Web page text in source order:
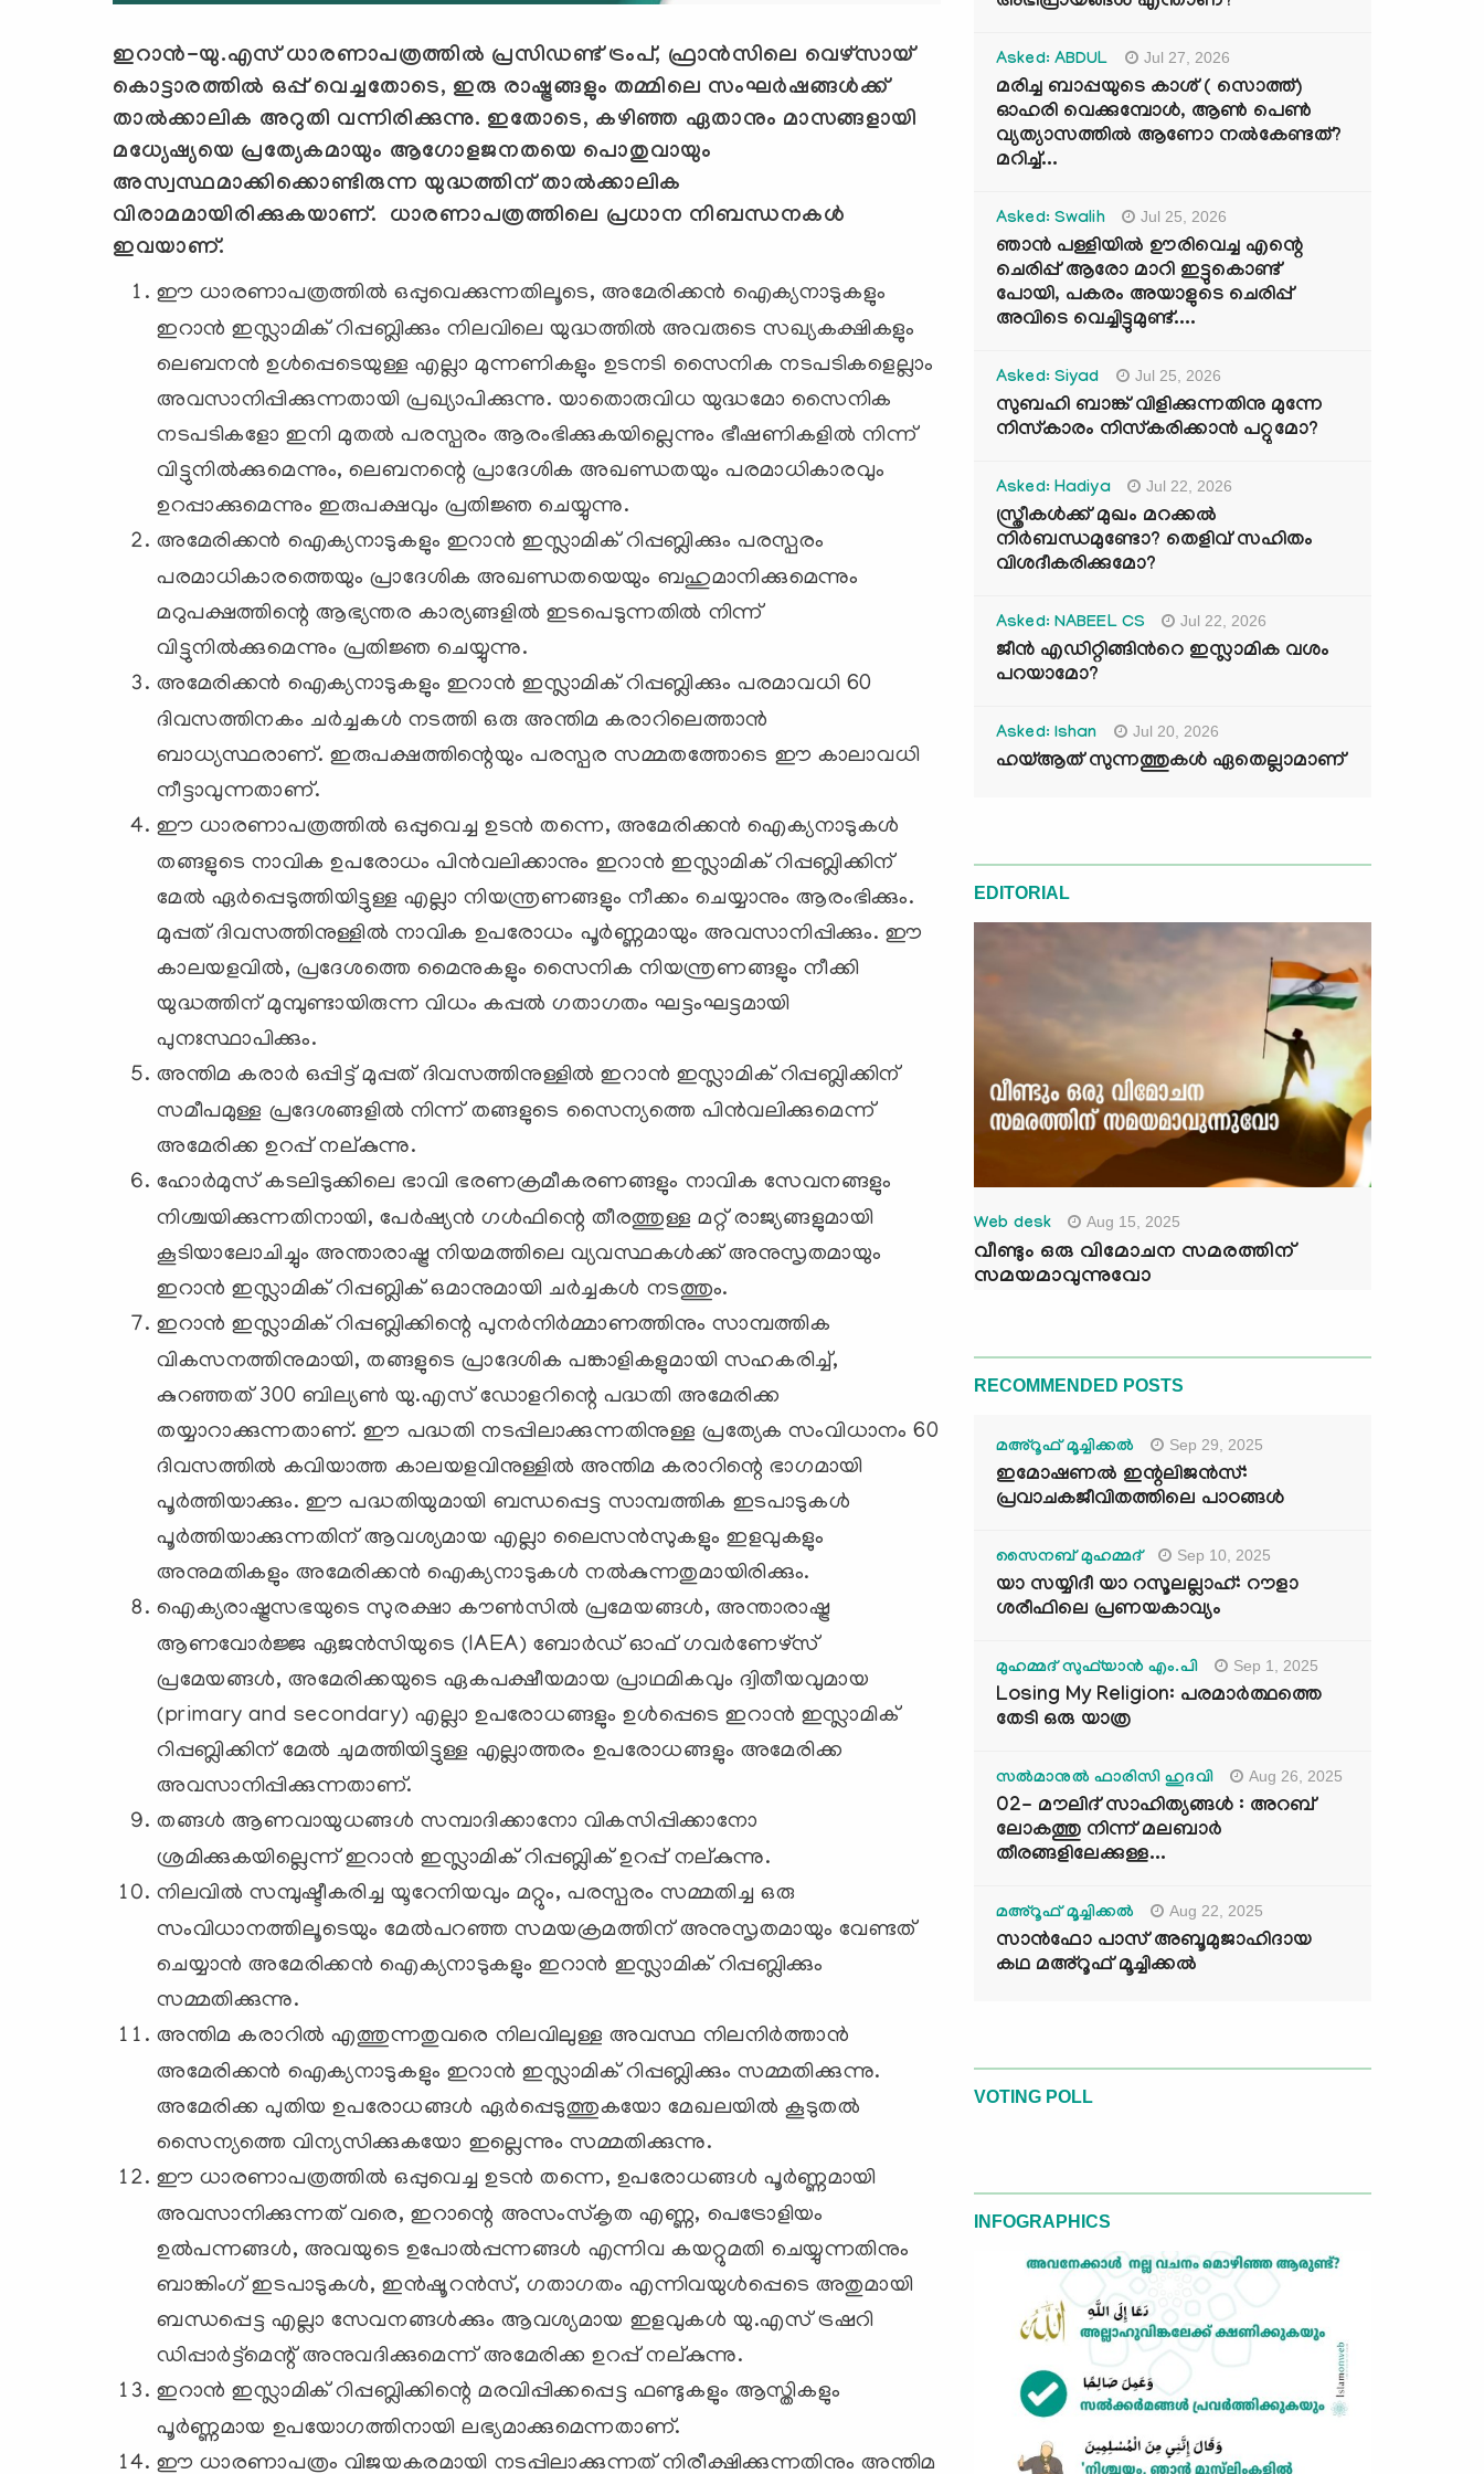
ഇറാന്‍-യു.എസ് ധാരണാപത്രത്തില്‍ പ്രസിഡണ്ട് ട്രംപ്, ഫ്രാന്‍സിലെ വെഴ്സായ്
കൊട്ടാരത്തില്‍ ഒപ്പ് വെച്ചതോടെ, ഇരു രാഷ്ട്രങ്ങളും തമ്മിലെ സംഘര്‍ഷങ്ങള്‍ക്ക്
താല്‍ക്കാലിക അറുതി വന്നിരിക്കുന്നു. ഇതോടെ, കഴിഞ്ഞ ഏതാനും മാസങ്ങളായി
മധ്യേഷ്യയെ പ്രത്യേകമായും ആഗോളജനതയെ പൊതുവായും
അസ്വസ്ഥമാക്കിക്കൊണ്ടിരുന്ന യുദ്ധത്തിന് താല്‍ക്കാലിക
വിരാമമായിരിക്കുകയാണ്. ധാരണാപത്രത്തിലെ പ്രധാന നിബന്ധനകള്‍
ഇവയാണ്.
ഈ ധാരണാപത്രത്തിൽ ഒപ്പുവെക്കുന്നതിലൂടെ, അമേരിക്കൻ ഐക്യനാടുകളും
ഇറാൻ ഇസ്ലാമിക് റിപ്പബ്ലിക്കും നിലവിലെ യുദ്ധത്തിൽ അവരുടെ സഖ്യകക്ഷികളും
ലെബനൻ ഉൾപ്പെടെയുള്ള എല്ലാ മുന്നണികളും ഉടനടി സൈനിക നടപടികളെല്ലാം
അവസാനിപ്പിക്കുന്നതായി പ്രഖ്യാപിക്കുന്നു. യാതൊരുവിധ യുദ്ധമോ സൈനിക
നടപടികളോ ഇനി മുതൽ പരസ്പരം ആരംഭിക്കുകയില്ലെന്നും ഭീഷണികളിൽ നിന്ന്
വിട്ടുനിൽക്കുമെന്നും, ലെബനന്റെ പ്രാദേശിക അഖണ്ഡതയും പരമാധികാരവും
ഉറപ്പാക്കുമെന്നും ഇരുപക്ഷവും പ്രതിജ്ഞ ചെയ്യുന്നു.
അമേരിക്കൻ ഐക്യനാടുകളും ഇറാൻ ഇസ്ലാമിക് റിപ്പബ്ലിക്കും പരസ്പരം
പരമാധികാരത്തെയും പ്രാദേശിക അഖണ്ഡതയെയും ബഹുമാനിക്കുമെന്നും
മറുപക്ഷത്തിന്റെ ആഭ്യന്തര കാര്യങ്ങളിൽ ഇടപെടുന്നതിൽ നിന്ന്
വിട്ടുനിൽക്കുമെന്നും പ്രതിജ്ഞ ചെയ്യുന്നു.
അമേരിക്കൻ ഐക്യനാടുകളും ഇറാൻ ഇസ്ലാമിക് റിപ്പബ്ലിക്കും പരമാവധി 60
ദിവസത്തിനകം ചർച്ചകൾ നടത്തി ഒരു അന്തിമ കരാറിലെത്താൻ
ബാധ്യസ്ഥരാണ്. ഇരുപക്ഷത്തിന്റെയും പരസ്പര സമ്മതത്തോടെ ഈ കാലാവധി
നീട്ടാവുന്നതാണ്.
ഈ ധാരണാപത്രത്തിൽ ഒപ്പുവെച്ച ഉടൻ തന്നെ, അമേരിക്കൻ ഐക്യനാടുകൾ
തങ്ങളുടെ നാവിക ഉപരോധം പിൻവലിക്കാനും ഇറാൻ ഇസ്ലാമിക് റിപ്പബ്ലിക്കിന്
മേൽ ഏർപ്പെടുത്തിയിട്ടുള്ള എല്ലാ നിയന്ത്രണങ്ങളും നീക്കം ചെയ്യാനും ആരംഭിക്കും.
മുപ്പത് ദിവസത്തിനുള്ളിൽ നാവിക ഉപരോധം പൂർണ്ണമായും അവസാനിപ്പിക്കും. ഈ
കാലയളവിൽ, പ്രദേശത്തെ മൈനുകളും സൈനിക നിയന്ത്രണങ്ങളും നീക്കി
യുദ്ധത്തിന് മുമ്പുണ്ടായിരുന്ന വിധം കപ്പൽ ഗതാഗതം ഘട്ടംഘട്ടമായി
പുനഃസ്ഥാപിക്കും.
അന്തിമ കരാർ ഒപ്പിട്ട് മുപ്പത് ദിവസത്തിനുള്ളിൽ ഇറാൻ ഇസ്ലാമിക് റിപ്പബ്ലിക്കിന്
സമീപമുള്ള പ്രദേശങ്ങളിൽ നിന്ന് തങ്ങളുടെ സൈന്യത്തെ പിൻവലിക്കുമെന്ന്
അമേരിക്ക ഉറപ്പ് നല്കുന്നു.
ഹോർമുസ് കടലിടുക്കിലെ ഭാവി ഭരണക്രമീകരണങ്ങളും നാവിക സേവനങ്ങളും
നിശ്ചയിക്കുന്നതിനായി, പേർഷ്യൻ ഗൾഫിന്റെ തീരത്തുള്ള മറ്റ് രാജ്യങ്ങളുമായി
കൂടിയാലോചിച്ചും അന്താരാഷ്ട്ര നിയമത്തിലെ വ്യവസ്ഥകൾക്ക് അനുസൃതമായും
ഇറാൻ ഇസ്ലാമിക് റിപ്പബ്ലിക് ഒമാനുമായി ചർച്ചകൾ നടത്തും.
ഇറാൻ ഇസ്ലാമിക് റിപ്പബ്ലിക്കിന്റെ പുനർനിർമ്മാണത്തിനും സാമ്പത്തിക
വികസനത്തിനുമായി, തങ്ങളുടെ പ്രാദേശിക പങ്കാളികളുമായി സഹകരിച്ച്,
കുറഞ്ഞത് 300 ബില്യൺ യു.എസ് ഡോളറിന്റെ പദ്ധതി അമേരിക്ക
തയ്യാറാക്കുന്നതാണ്. ഈ പദ്ധതി നടപ്പിലാക്കുന്നതിനുള്ള പ്രത്യേക സംവിധാനം 60
ദിവസത്തിൽ കവിയാത്ത കാലയളവിനുള്ളിൽ അന്തിമ കരാറിന്റെ ഭാഗമായി
പൂർത്തിയാക്കും. ഈ പദ്ധതിയുമായി ബന്ധപ്പെട്ട സാമ്പത്തിക ഇടപാടുകൾ
പൂർത്തിയാക്കുന്നതിന് ആവശ്യമായ എല്ലാ ലൈസൻസുകളും ഇളവുകളും
അനുമതികളും അമേരിക്കൻ ഐക്യനാടുകൾ നൽകുന്നതുമായിരിക്കും.
ഐക്യരാഷ്ട്രസഭയുടെ സുരക്ഷാ കൗൺസിൽ പ്രമേയങ്ങൾ, അന്താരാഷ്ട്ര
ആണവോർജ്ജ ഏജൻസിയുടെ (IAEA) ബോർഡ് ഓഫ് ഗവർണേഴ്സ്
പ്രമേയങ്ങൾ, അമേരിക്കയുടെ ഏകപക്ഷീയമായ പ്രാഥമികവും ദ്വിതീയവുമായ
(primary and secondary) എല്ലാ ഉപരോധങ്ങളും ഉൾപ്പെടെ ഇറാൻ ഇസ്ലാമിക്
റിപ്പബ്ലിക്കിന് മേൽ ചുമത്തിയിട്ടുള്ള എല്ലാത്തരം ഉപരോധങ്ങളും അമേരിക്ക
അവസാനിപ്പിക്കുന്നതാണ്.
തങ്ങൾ ആണവായുധങ്ങൾ സമ്പാദിക്കാനോ വികസിപ്പിക്കാനോ
ശ്രമിക്കുകയില്ലെന്ന് ഇറാൻ ഇസ്ലാമിക് റിപ്പബ്ലിക് ഉറപ്പ് നല്കുന്നു.
നിലവില്‍ സമ്പുഷ്ടീകരിച്ച യൂറേനിയവും മറ്റും, പരസ്പരം സമ്മതിച്ച ഒരു
സംവിധാനത്തിലൂടെയും മേല്‍പറഞ്ഞ സമയക്രമത്തിന് അനുസൃതമായും വേണ്ടത്
ചെയ്യാന്‍ അമേരിക്കൻ ഐക്യനാടുകളും ഇറാൻ ഇസ്ലാമിക് റിപ്പബ്ലിക്കും
സമ്മതിക്കുന്നു.
അന്തിമ കരാറിൽ എത്തുന്നതുവരെ നിലവിലുള്ള അവസ്ഥ നിലനിർത്താൻ
അമേരിക്കൻ ഐക്യനാടുകളും ഇറാൻ ഇസ്ലാമിക് റിപ്പബ്ലിക്കും സമ്മതിക്കുന്നു.
അമേരിക്ക പുതിയ ഉപരോധങ്ങൾ ഏർപ്പെടുത്തുകയോ മേഖലയിൽ കൂടുതൽ
സൈന്യത്തെ വിന്യസിക്കുകയോ ഇല്ലെന്നും സമ്മതിക്കുന്നു.
ഈ ധാരണാപത്രത്തിൽ ഒപ്പുവെച്ച ഉടൻ തന്നെ, ഉപരോധങ്ങൾ പൂർണ്ണമായി
അവസാനിക്കുന്നത് വരെ, ഇറാന്റെ അസംസ്‌കൃത എണ്ണ, പെട്രോളിയം
ഉൽപന്നങ്ങൾ, അവയുടെ ഉപോൽപ്പന്നങ്ങൾ എന്നിവ കയറ്റുമതി ചെയ്യുന്നതിനും
ബാങ്കിംഗ് ഇടപാടുകൾ, ഇൻഷൂറൻസ്, ഗതാഗതം എന്നിവയുൾപ്പെടെ അതുമായി
ബന്ധപ്പെട്ട എല്ലാ സേവനങ്ങൾക്കും ആവശ്യമായ ഇളവുകൾ യു.എസ് ട്രഷറി
ഡിപ്പാർട്ട്‌മെന്റ് അനുവദിക്കുമെന്ന് അമേരിക്ക ഉറപ്പ് നല്കുന്നു.
ഇറാൻ ഇസ്ലാമിക് റിപ്പബ്ലിക്കിന്റെ മരവിപ്പിക്കപ്പെട്ട ഫണ്ടുകളും ആസ്തികളും
പൂർണ്ണമായ ഉപയോഗത്തിനായി ലഭ്യമാക്കുമെന്നതാണ്.
ഈ ധാരണാപത്രം വിജയകരമായി നടപ്പിലാക്കുന്നത് നിരീക്ഷിക്കുന്നതിനും അന്തിമ
Asked: ABDUL Jul 27, 2026
മരിച്ച ബാപ്പയുടെ കാശ് ( സൊത്ത്)
ഓഹരി വെക്കുമ്പോൾ, ആണ്‍ പെണ്‍
വ്യത്യാസത്തില്‍ ആണോ നല്‍കേണ്ടത്?
മറിച്ച്...
Asked: Swalih Jul 25, 2026
ഞാൻ പള്ളിയിൽ ഊരിവെച്ച എന്റെ
ചെരിപ്പ് ആരോ മാറി ഇട്ടുകൊണ്ട്
പോയി, പകരം അയാളുടെ ചെരിപ്പ്
അവിടെ വെച്ചിട്ടുമുണ്ട്....
Asked: Siyad Jul 25, 2026
സുബഹി ബാങ്ക് വിളിക്കുന്നതിനു മുന്നേ
നിസ്കാരം നിസ്കരിക്കാൻ പറ്റുമോ?
Asked: Hadiya Jul 22, 2026
സ്ത്രീകൾക്ക് മുഖം മറക്കൽ
നിർബന്ധമുണ്ടോ? തെളിവ് സഹിതം
വിശദീകരിക്കുമോ?
Asked: NABEEL CS Jul 22, 2026
ജീൻ എഡിറ്റിങ്ങിന്‍റെ ഇസ്ലാമിക വശം
പറയാമോ?
Asked: Ishan Jul 20, 2026
ഹയ്ആത് സുന്നത്തുകൾ ഏതെല്ലാമാണ്
EDITORIAL
Web desk Aug 15, 2025
വീണ്ടും ഒരു വിമോചന സമരത്തിന്
സമയമാവുന്നുവോ
RECOMMENDED POSTS
മഅ്റൂഫ് മൂച്ചിക്കല്‍ Sep 29, 2025
ഇമോഷണൽ ഇന്റലിജൻസ്:
പ്രവാചകജീവിതത്തിലെ പാഠങ്ങൾ
സൈനബ് മുഹമ്മദ് Sep 10, 2025
യാ സയ്യിദീ യാ റസൂലല്ലാഹ്: റൗളാ
ശരീഫിലെ പ്രണയകാവ്യം
മുഹമ്മദ് സുഫ്‌യാൻ എം.പി Sep 1, 2025
Losing My Religion: പരമാർത്ഥത്തെ
തേടി ഒരു യാത്ര
സൽമാനുൽ ഫാരിസി ഹുദവി Aug 26, 2025
02- മൗലിദ് സാഹിത്യങ്ങൾ : അറബ്
ലോകത്തു നിന്ന് മലബാർ
തീരങ്ങളിലേക്കുള്ള...
മഅ്റൂഫ് മൂച്ചിക്കല്‍ Aug 22, 2025
സാൻഫോ പാസ് അബൂമുജാഹിദായ
കഥ മഅ്റൂഫ് മൂച്ചിക്കല്‍
VOTING POLL
INFOGRAPHICS